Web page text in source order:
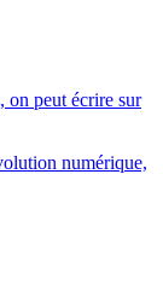
on peut écrire sur
numérique,